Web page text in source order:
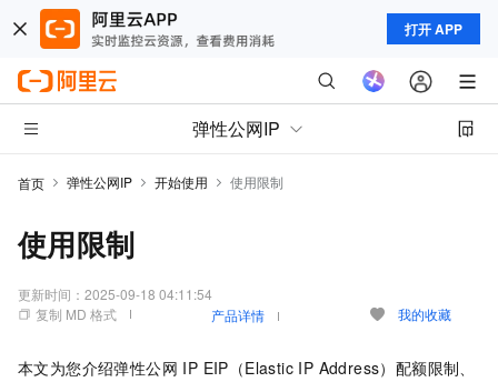
打开 APP
弹性公网IP
首页 弹性公网IP 开始使用 使用限制
使用限制
更新时间： 2025-09-18 04:11:54
复制 MD 格式
产品详情 我的收藏
本文为您介绍弹性公网 IP EIP（Elastic IP Address） 配额限制、